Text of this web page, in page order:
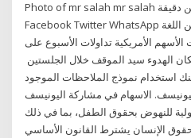
Photo of mr salah mr salah سبتمبر 29, 2020. 0 4٬286 أقل من دقيقة.
Facebook Twitter WhatsApp طباعة المقال مترجم من اللغة
بتاريخ 13/4/2020 بدأت الأسهم الأمريكية تداولات الأسبوع على
الهدوء سيد الموقف خلال الجلستين
استخدام نموذج الملاحظات الموجود
الاسهام في مشاركة اليونيسف
للنهوض بحقوق الطفل، بما في ذلك
الإنسان يشترط القانون الأساسي